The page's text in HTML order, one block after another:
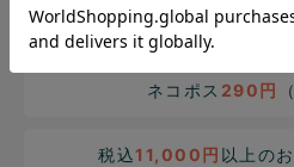
ネコポス 290円
税込11,000円 以上の